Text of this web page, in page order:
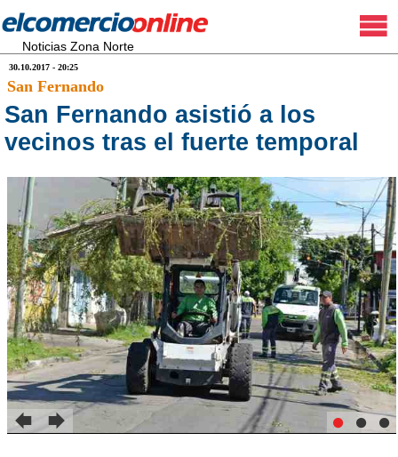
Noticias Zona Norte
30.10.2017 - 20:25
San Fernando
San Fernando asistió a los
vecinos tras el fuerte temporal